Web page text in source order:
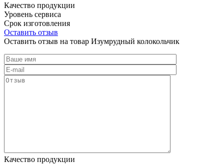
Качество продукции
Уровень сервиса
Срок изготовления
Оставить отзыв
Оставить отзыв на товар Изумрудный колокольчик
Качество продукции